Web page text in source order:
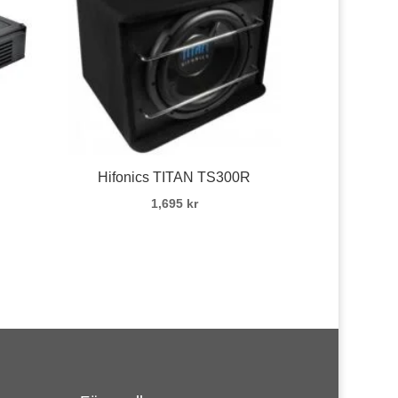
Hifonics TITAN TS300R
1,695 kr